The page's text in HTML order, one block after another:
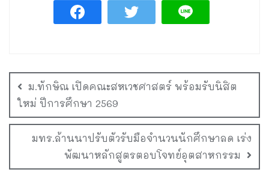
ม.ทักษิณ เปิดคณะสหเวชศาสตร์ พร้อมรับนิสิต
ใหม่ ปีการศึกษา 2569
มทร.ล้านนาปรับตัวรับมือจำนวนนักศึกษาลด เร่ง
พัฒนาหลักสูตรตอบโจทย์อุตสาหกรรม